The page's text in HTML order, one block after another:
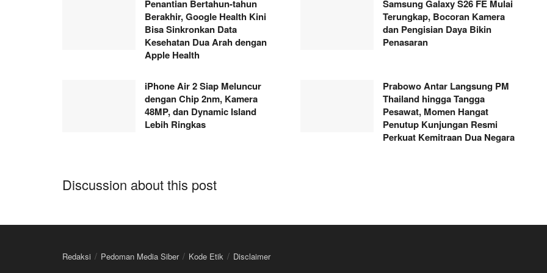
Penantian Bertahun-tahun
Berakhir, Google Health Kini
Bisa Sinkronkan Data
Kesehatan Dua Arah dengan
Apple Health
Samsung Galaxy S26 FE Mulai
Terungkap, Bocoran Kamera
dan Pengisian Daya Bikin
Penasaran
iPhone Air 2 Siap Meluncur
dengan Chip 2nm, Kamera
48MP, dan Dynamic Island
Lebih Ringkas
Prabowo Antar Langsung PM
Thailand hingga Tangga
Pesawat, Momen Hangat
Penutup Kunjungan Resmi
Perkuat Kemitraan Dua Negara
Discussion about this post
Redaksi Pedoman Media Siber Kode Etik Disclaimer